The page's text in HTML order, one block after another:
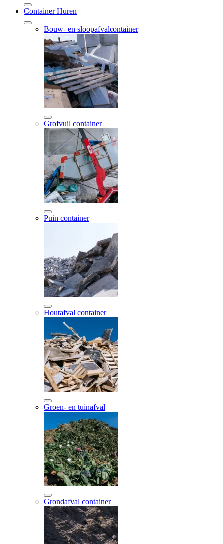
Container Huren
Bouw- en sloopafvalcontainer
Grofvuil container
Puin container
Houtafval container
Groen- en tuinafval
Grondafval container